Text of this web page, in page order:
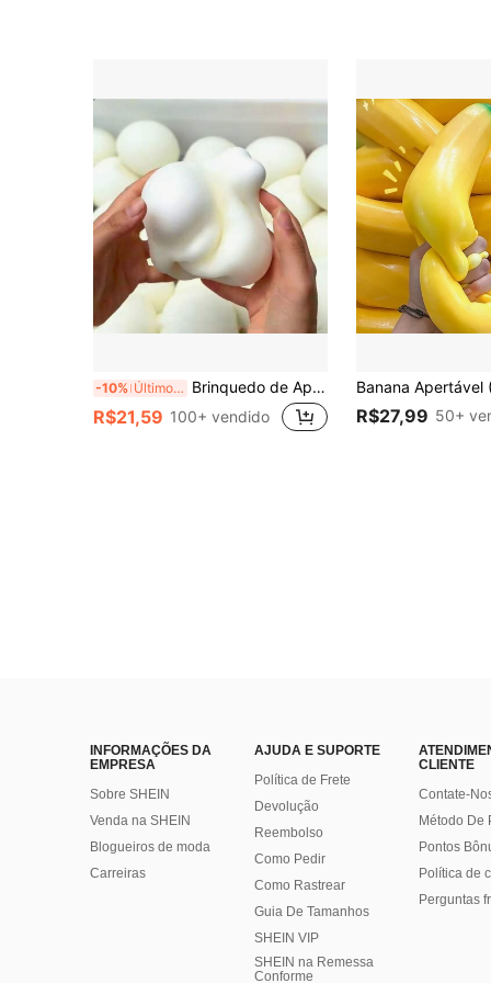
-10% Últimos 3 dias Brinquedo de Apertar Estilo Japonês Pão no Vapor Maleável - 6cm (2,36 pol) e 10cm (3,94 pol) Material TPR Macio, Bola de Alívio de Estresse com Rebote Lento, Brinquedo de Descompressão com Tema de Pão Fofo, Adequado para Adultos e Adolescentes Brinquedo Sensorial, Decoração de Mesa, Estético, Kawaii
R$21,59 100+ vendido R$27,99 50+
INFORMAÇÕES DA
EMPRESA
Sobre SHEIN
Venda na SHEIN
Blogueiros de moda
Carreiras
AJUDA E SUPORTE
Política de Frete
Devolução
Reembolso
Como Pedir
Como Rastrear
Guia De Tamanhos
SHEIN VIP
SHEIN na Remessa
Conforme
CLIENTE
Contate-
Método De
Pontos
Política de
Perguntas